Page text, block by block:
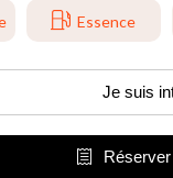
Essence
Je suis